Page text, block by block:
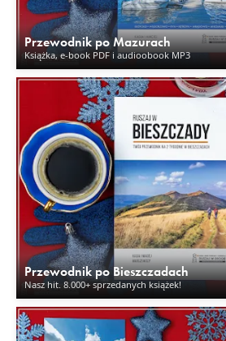
Przewodnik po Mazurach
Książka, e-book PDF i audioobook MP3
Przewodnik po Bieszczadach
Nasz hit. 8.000+ sprzedanych książek!